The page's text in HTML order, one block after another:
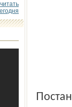
Постановлением мэра Ярославля в октябре прошлого